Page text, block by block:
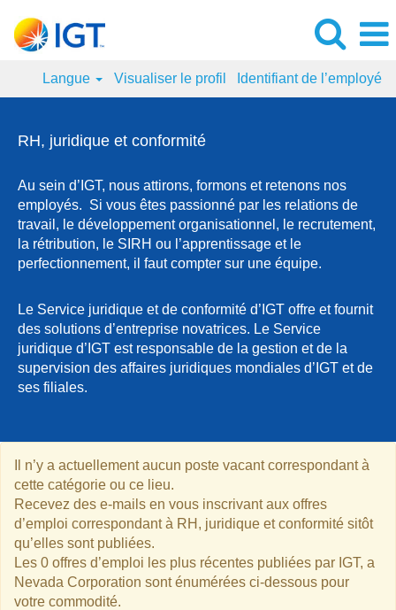
Langue Visualiser le profil Identifiant de l’employé
RH, juridique et conformité
Au sein d’IGT, nous attirons, formons et retenons nos
employés. Si vous êtes passionné par les relations de
travail, le développement organisationnel, le recrutement,
la rétribution, le SIRH ou l’apprentissage et le
perfectionnement, il faut compter sur une équipe.
Le Service juridique et de conformité d’IGT offre et fournit
des solutions d’entreprise novatrices. Le Service
juridique d’IGT est responsable de la gestion et de la
supervision des affaires juridiques mondiales d’IGT et de
ses filiales.
Il n’y a actuellement aucun poste vacant correspondant à
cette catégorie ou ce lieu.
Recevez des e-mails en vous inscrivant aux offres
d’emploi correspondant à RH, juridique et conformité sitôt
qu’elles sont publiées.
Les 0 offres d’emploi les plus récentes publiées par IGT, a
Nevada Corporation sont énumérées ci-dessous pour
votre commodité.